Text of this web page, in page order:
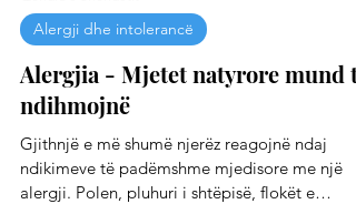
Qendra e Shëndetit
Alergji dhe intolerancë
Alergjia - Mjetet natyrore mund të
ndihmojnë
Gjithnjë e më shumë njerëz reagojnë ndaj